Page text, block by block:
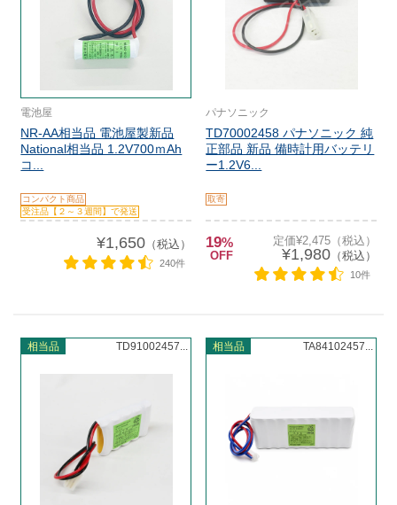
電池屋
NR-AA相当品 電池屋製新品
National相当品 1.2V700ｍAh
コ...
コンパクト商品
受注品【２～３週間】で発送
¥1,650（税込）
240件
パナソニック
TD70002458 パナソニック 純
正部品 新品 備時計用バッテリ
ー1.2V6...
取寄
19%
OFF
定価¥2,475（税込）
¥1,980（税込）
10件
相当品 TD91002457... 相当品 TA84102457...